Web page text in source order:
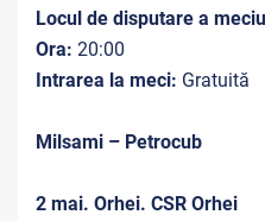
Locul de disputare a
Ora: 20:00
Intrarea la meci: Gratuită
Milsami – Petrocub
2 mai. Orhei. CSR Orhei